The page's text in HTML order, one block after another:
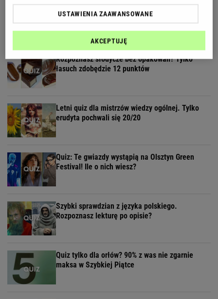
Quiz geograficzny. Pytamy tylko o państwa na G.
Polegniesz na 7. pytaniu
Rozpoznasz słodycze bez opakowań? Tylko
łasuch zdobędzie 12 punktów
Letni quiz dla mistrzów wiedzy ogólnej. Tylko
erudyta pochwali się 20/20
Quiz: Te gwiazdy wystąpią na Olsztyn Green
Festival! Ile o nich wiesz?
Szybki sprawdzian z języka polskiego.
Rozpoznasz lekturę po opisie?
Quiz tylko dla orłów? 90% z was nie zgarnie
maksa w Szybkiej Piątce
USTAWIENIA ZAAWANSOWANE
AKCEPTUJĘ